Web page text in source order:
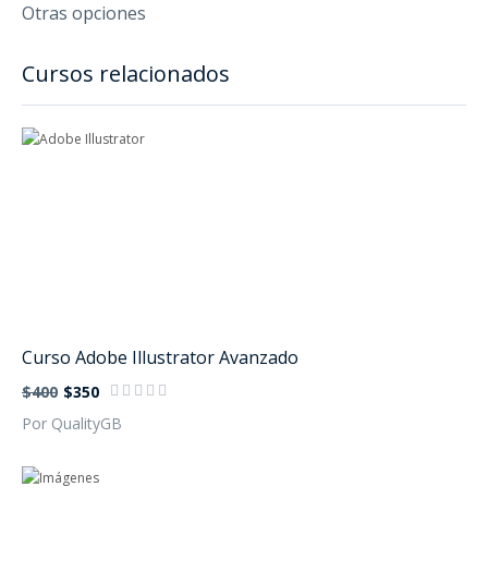
Otras opciones
Cursos relacionados
Curso Adobe Illustrator Avanzado
$400 $350
Por QualityGB